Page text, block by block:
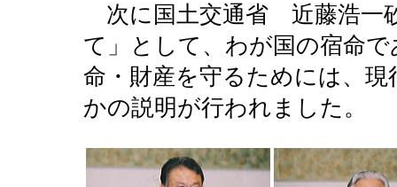
次に国土交通省 近藤浩一
て」として、わが国の宿命
命・財産を守るためには、
かの説明が行われました。